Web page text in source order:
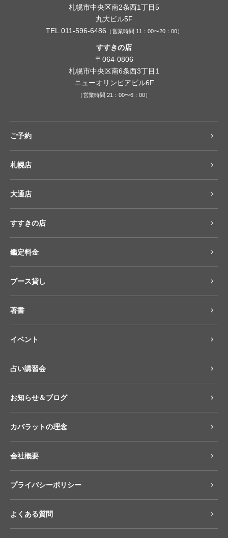
札幌市中央区南2条西1丁目5
丸大ビル5F
TEL.011-596-6486 （営業時間 11：00〜20：00）
すすきの店
〒064-0806
札幌市中央区南6条西3丁目1
ニューオリンピアビル6F
（営業時間 21：00〜6：00）
ご予約
札幌店
大通店
すすきの店
鑑定料金
ブース貸し
著書
イベント
占い講習会
お知らせ＆ブログ
カバラットの理念
会社概要
プライバシーポリシー
よくある質問